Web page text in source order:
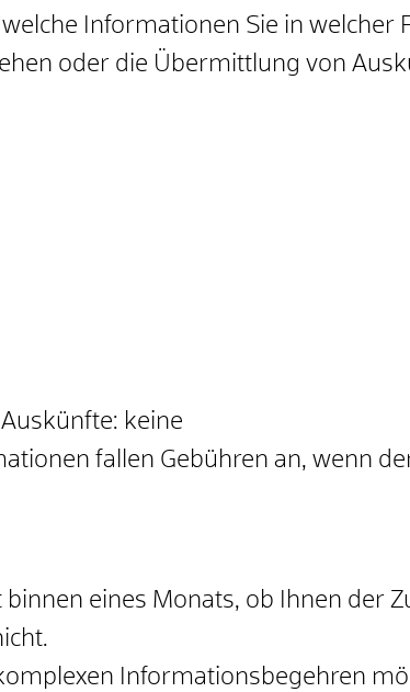
Informationen Sie in welcher
oder die Übermittlung von
keine
fallen Gebühren an, wenn
eines Monats, ob Ihnen der
Informationsbegehren